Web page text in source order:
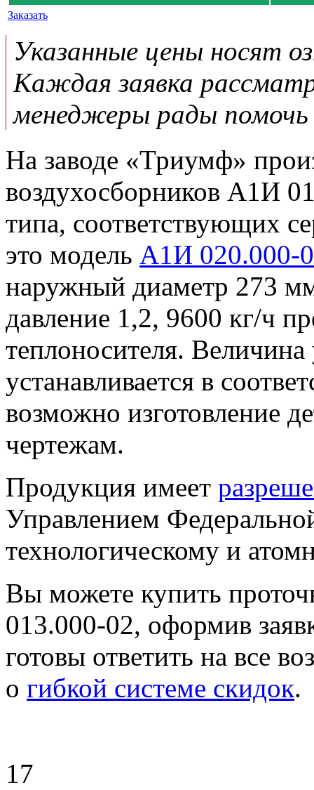
Заказать
Указанные цены носят
Каждая заявка
менеджеры рады
На заводе «Триумф»
воздухосборников А1И
типа, соответствующих
это модель А1И 020.000-
наружный диаметр 273
давление 1,2, 9600 кг/ч
теплоносителя.
устанавливается в
возможно изготовление
чертежам.
Продукция имеет
Управлением
технологическому и
Вы можете купить
013.000-02, оформив
готовы ответить на все
о гибкой системе скидок.
17